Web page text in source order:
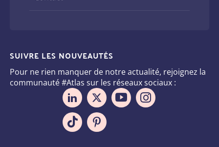
SUIVRE LES NOUVEAUTÉS
Pour ne rien manquer de notre actualité, rejoignez la
communauté #Atlas sur les réseaux sociaux :